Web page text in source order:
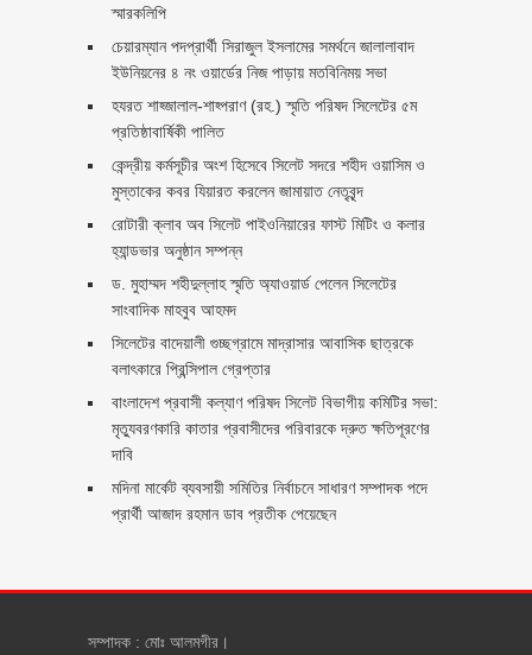
স্মারকলিপি ‎
চেয়ারম্যান পদপ্রার্থী সিরাজুল ইসলামের সমর্থনে জালালাবাদ
ইউনিয়নের ৪ নং ওয়ার্ডের নিজ পাড়ায় মতবিনিময় সভা
হযরত শাহ্জালাল-শাহ্পরাণ (রহ.) স্মৃতি পরিষদ সিলেটের ৫ম
প্রতিষ্ঠাবার্ষিকী পালিত ‎​
কেন্দ্রীয় কর্মসূচীর অংশ হিসেবে সিলেট সদরে শহীদ ওয়াসিম ও
মুস্তাকের কবর যিয়ারত করলেন জামায়াত নেতৃবৃন্দ ‎
রোটারী ক্লাব অব সিলেট পাইওনিয়ারের ফাস্ট মিটিং ও কলার
হ্যান্ডভার অনুষ্ঠান সম্পন্ন
ড. মুহাম্মদ শহীদুল্লাহ স্মৃতি অ্যাওয়ার্ড পেলেন সিলেটের
সাংবাদিক মাহবুব আহমদ
সিলেটের বাদেয়ালী গুচ্ছগ্রামে মাদ্রাসার আবাসিক ছাত্রকে
বলাৎকারে প্রিন্সিপাল গ্রেপ্তার ‎
বাংলাদেশ প্রবাসী কল্যাণ পরিষদ সিলেট বিভাগীয় কমিটির সভা:
মৃত্যুবরণকারি কাতার প্রবাসীদের পরিবারকে দ্রুত ক্ষতিপূরণের
দাবি
মদিনা মার্কেট ব্যবসায়ী সমিতির নির্বাচনে সাধারণ সম্পাদক পদে
প্রার্থী আজাদ রহমান ডাব প্রতীক পেয়েছেন ‎
সম্পাদক : মোঃ আলমগীর।